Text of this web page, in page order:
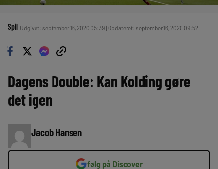
Spil Udgivet: september 16, 2020 05:39 | Opdateret: september 16, 2020 09:52
Dagens Double: Kan Kolding gøre
det igen
Jacob Hansen
følg på Discover